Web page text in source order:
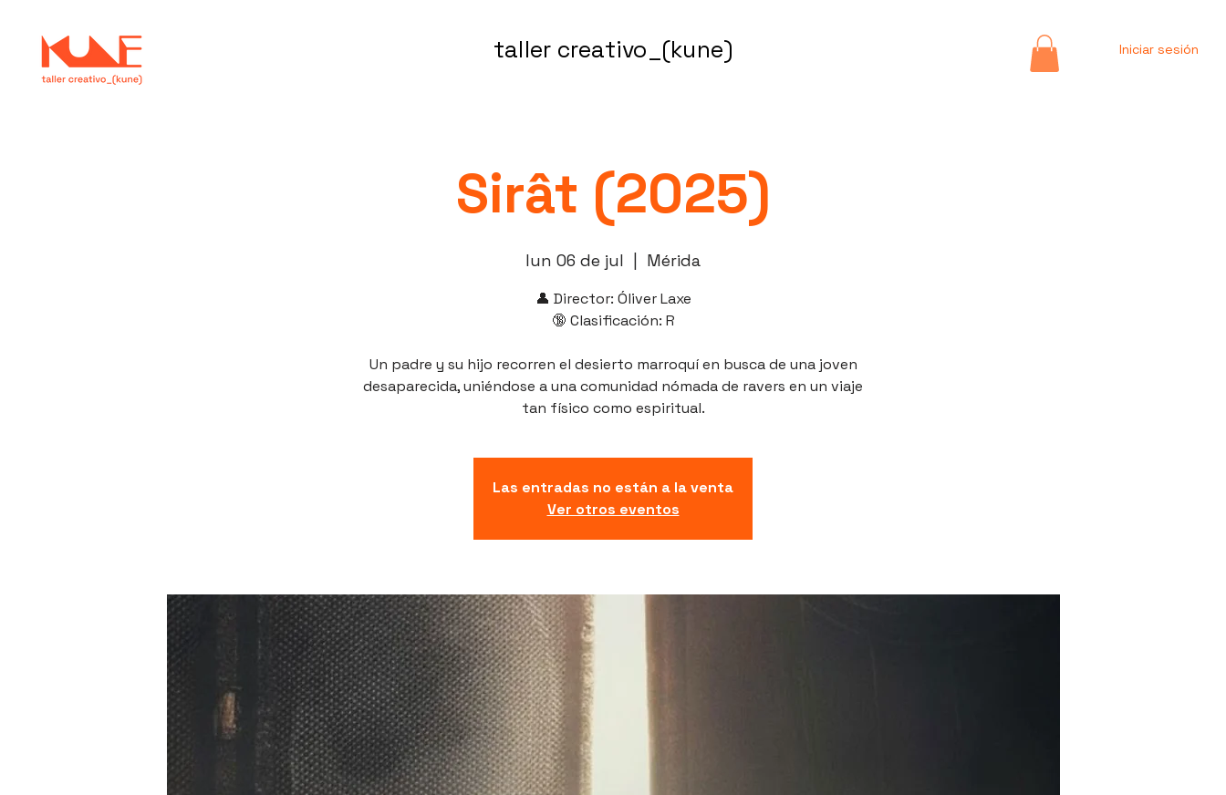
Iniciar sesión
taller creativo_(kune)
Sirât (2025)
lun 06 de jul Mérida
👤 Director: Óliver Laxe
🔞 Clasificación: R
Un padre y su hijo recorren el desierto marroquí en busca de una joven
desaparecida, uniéndose a una comunidad nómada de ravers en un viaje
tan físico como espiritual.
Las entradas no están a la venta
Ver otros eventos